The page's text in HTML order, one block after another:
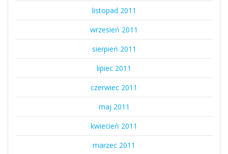
listopad 2011
wrzesień 2011
sierpień 2011
lipiec 2011
czerwiec 2011
maj 2011
kwiecień 2011
marzec 2011